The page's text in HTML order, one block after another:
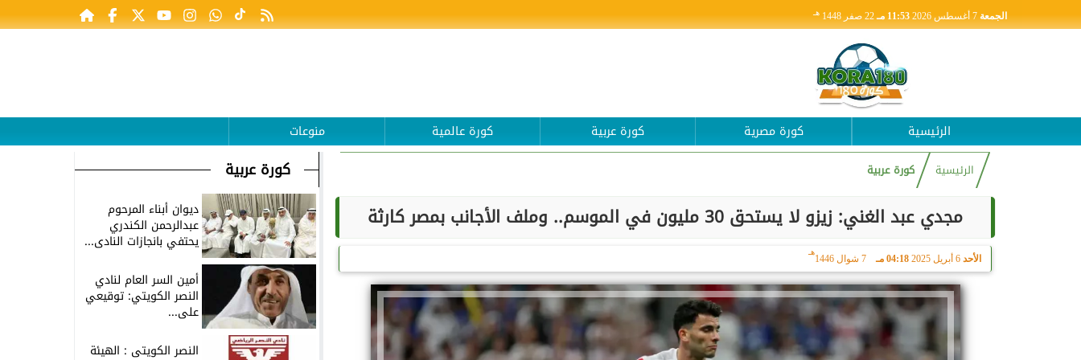
الجمعة 11:53 مـ 22 صفر 1448 هـ
الرئيسية كورة مصرية كورة عربية كورة عالمية منوعات
الرئيسية كورة عربية
مجدي عبد الغني: زيزو لا يستحق 30 مليون في الموسم.. وملف الأجانب بمصر كارثة
الأحد 6 أبريل 2025 04:18 مـ 7 شوال 1446
هـ
كورة عربية
ديوان أبناء المرحوم
عبدالرحمن الكندري
يحتفي بانجازات النادى...
أمين السر العام لنادي
النصر الكويتي: توقيعي
على...
النصر الكويتى : الهيئة